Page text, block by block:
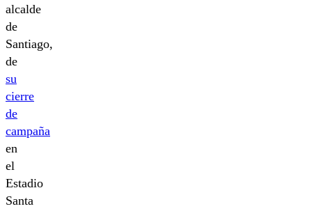
alcalde
de
Santiago,
de
su
cierre
de
campaña
en
el
Estadio
Santa